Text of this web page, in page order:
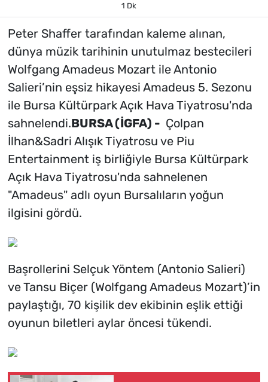
1 Dk
Peter Shaffer tarafından kaleme alınan,
dünya müzik tarihinin unutulmaz bestecileri
Wolfgang Amadeus Mozart ile Antonio
Salieri’nin eşsiz hikayesi Amadeus 5. Sezonu
ile Bursa Kültürpark Açık Hava Tiyatrosu'nda
sahnelendi.BURSA (İGFA) - Çolpan
İlhan&Sadri Alışık Tiyatrosu ve Piu
Entertainment iş birliğiyle Bursa Kültürpark
Açık Hava Tiyatrosu'nda sahnelenen
"Amadeus" adlı oyun Bursalıların yoğun
ilgisini gördü.
Başrollerini Selçuk Yöntem (Antonio Salieri)
ve Tansu Biçer (Wolfgang Amadeus Mozart)’in
paylaştığı, 70 kişilik dev ekibinin eşlik ettiği
oyunun biletleri aylar öncesi tükendi.